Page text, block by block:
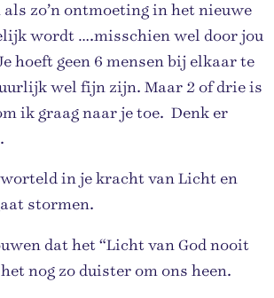
zo’n ontmoeting in het nieuwe
wordt ….misschien wel door jou
hoeft geen 6 mensen bij elkaar te
wel fijn zijn. Maar 2 of drie is
ik graag naar je toe. Denk er
in je kracht van Licht en
stormen.
dat het “Licht van God nooit
nog zo duister om ons heen.